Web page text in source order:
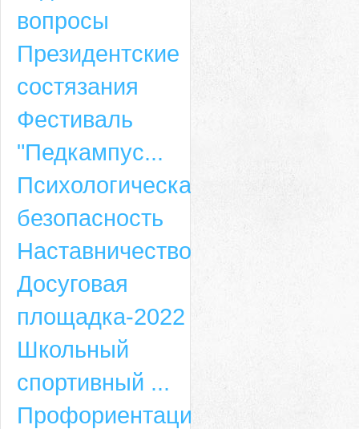
вопросы
Президентские
состязания
Фестиваль
"Педкампус...
Психологическая
безопасность
Наставничество
Досуговая
площадка-2022
Школьный
спортивный ...
Профориентация